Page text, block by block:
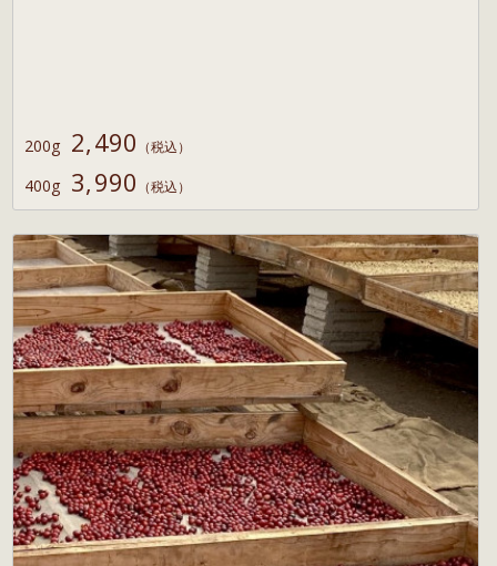
200g 2,490 （税込）
400g 3,990 （税込）